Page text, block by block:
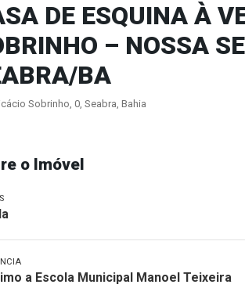
DE ESQUINA À
– NOSSA
BA
Sobrinho, 0, Seabra, Bahia
o Imóvel
a Escola Municipal Manoel Teixeira